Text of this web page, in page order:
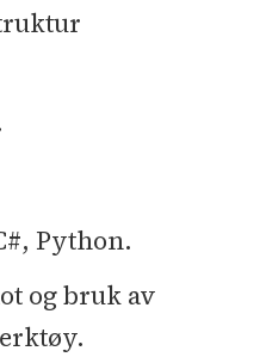
Python.
og bruk av